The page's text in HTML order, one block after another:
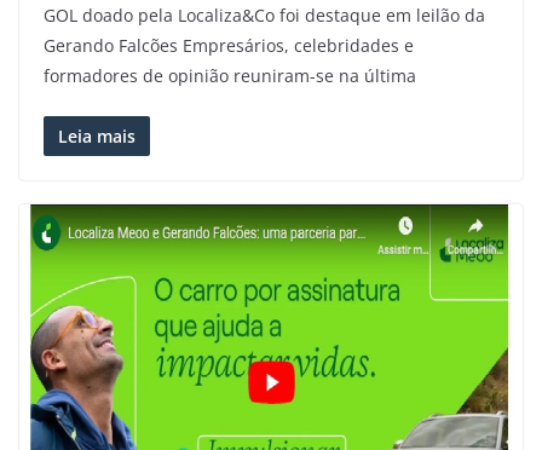
GOL doado pela Localiza&Co foi destaque em leilão da
Gerando Falcões Empresários, celebridades e
formadores de opinião reuniram-se na última
Leia mais